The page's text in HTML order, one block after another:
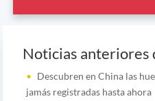
Noticias anteriores
Descubren en China las
jamás registradas hasta ahora